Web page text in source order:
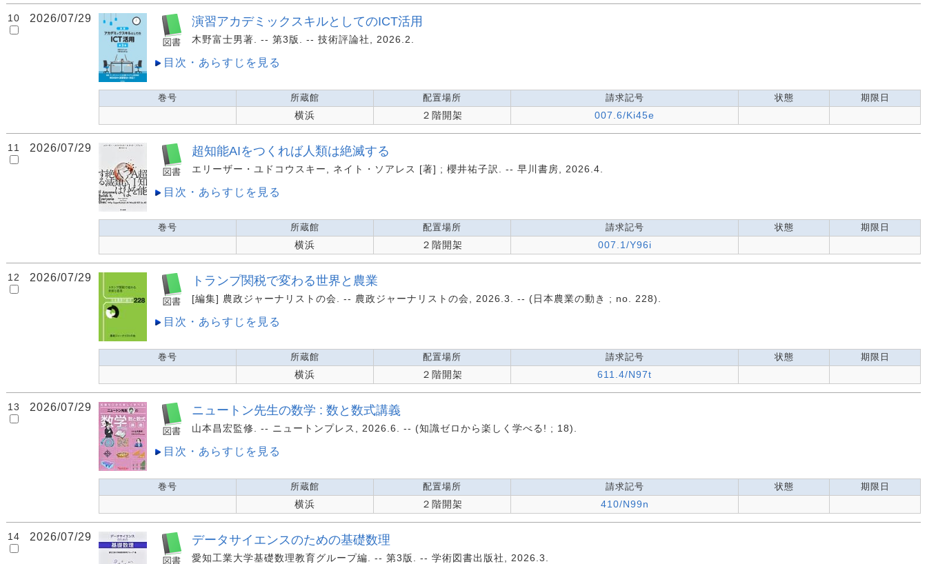
10 2026/07/29 演習アカデミックスキルとしてのICT活用
木野富士男著. -- 第3版. -- 技術評論社, 2026.2.
目次・あらすじを見る
巻号 所蔵館 配置場所 請求記号 状態 期限日
横浜 ２階開架 007.6/Ki45e
11 2026/07/29 超知能AIをつくれば人類は絶滅する
エリーザー・ユドコウスキー, ネイト・ソアレス [著] ; 櫻井祐子訳. -- 早川書房, 2026.4.
目次・あらすじを見る
巻号 所蔵館 配置場所 請求記号 状態 期限日
横浜 ２階開架 007.1/Y96i
12 2026/07/29 トランプ関税で変わる世界と農業
[編集] 農政ジャーナリストの会. -- 農政ジャーナリストの会, 2026.3. -- (日本農業の動き ; no. 228).
目次・あらすじを見る
巻号 所蔵館 配置場所 請求記号 状態 期限日
横浜 ２階開架 611.4/N97t
13 2026/07/29 ニュートン先生の数学 : 数と数式講義
山本昌宏監修. -- ニュートンプレス, 2026.6. -- (知識ゼロから楽しく学べる! ; 18).
目次・あらすじを見る
巻号 所蔵館 配置場所 請求記号 状態 期限日
横浜 ２階開架 410/N99n
14 2026/07/29 データサイエンスのための基礎数理
愛知工業大学基礎数理教育グループ編. -- 第3版. -- 学術図書出版社, 2026.3.